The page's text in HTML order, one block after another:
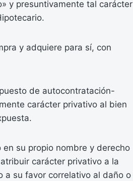
y presuntivamente tal carácter
y adquiere para sí, con
de autocontratación-
carácter privativo al bien
su propio nombre y derecho
carácter privativo a la
a su favor correlativo al daño o